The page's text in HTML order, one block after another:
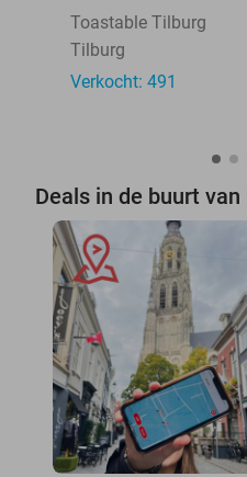
Toastable Tilburg
Tilburg
Verkocht: 491
Deals in de buurt